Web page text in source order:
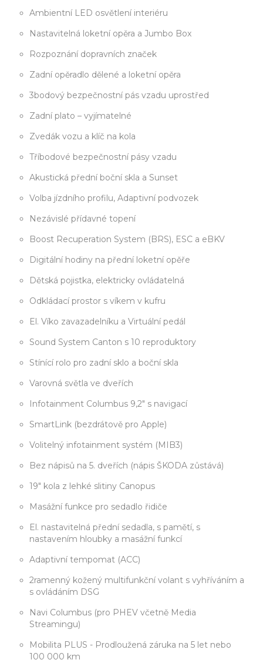
Ambientní LED osvětlení interiéru
Nastavitelná loketní opěra a Jumbo Box
Rozpoznání dopravních značek
Zadní opěradlo dělené a loketní opěra
3bodový bezpečnostní pás vzadu uprostřed
Zadní plato – vyjímatelné
Zvedák vozu a klíč na kola
Tříbodové bezpečnostní pásy vzadu
Akustická přední boční skla a Sunset
Volba jízdního profilu, Adaptivní podvozek
Nezávislé přídavné topení
Boost Recuperation System (BRS), ESC a eBKV
Digitální hodiny na přední loketní opěře
Dětská pojistka, elektricky ovládatelná
Odkládací prostor s víkem v kufru
El. Víko zavazadelníku a Virtuální pedál
Sound System Canton s 10 reproduktory
Stínící rolo pro zadní sklo a boční skla
Varovná světla ve dveřích
Infotainment Columbus 9,2" s navigací
SmartLink (bezdrátově pro Apple)
Volitelný infotainment systém (MIB3)
Bez nápisů na 5. dveřích (nápis ŠKODA zůstává)
19" kola z lehké slitiny Canopus
Masážní funkce pro sedadlo řidiče
El. nastavitelná přední sedadla, s pamětí, s
nastavením hloubky a masážní funkcí
Adaptivní tempomat (ACC)
2ramenný kožený multifunkční volant s vyhříváním a
s ovládáním DSG
Navi Columbus (pro PHEV včetně Media
Streamingu)
Mobilita PLUS - Prodloužená záruka na 5 let nebo
100 000 km